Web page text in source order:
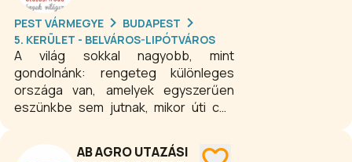
PEST VÁRMEGYE
BUDAPEST
5. KERÜLET - BELVÁROS-LIPÓTVÁROS
A világ sokkal nagyobb, mint
gondolnánk: rengeteg különleges
országa van, amelyek egyszerűen
eszünkbe sem jutnak, mikor úti célt
rejtenek.
AB AGRO UTAZÁSI